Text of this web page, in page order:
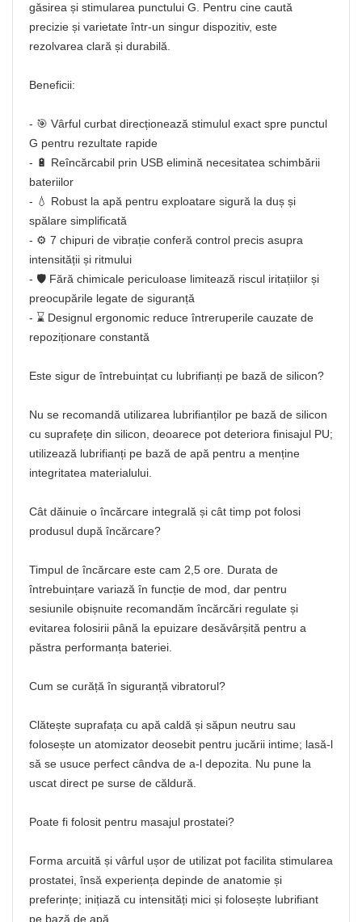
găsirea și stimularea punctului G. Pentru cine caută
precizie și varietate într-un singur dispozitiv, este
rezolvarea clară și durabilă.
Beneficii:
- 🎯 Vârful curbat direcționează stimulul exact spre punctul
G pentru rezultate rapide
- 🔋 Reîncărcabil prin USB elimină necesitatea schimbării
bateriilor
- 💧 Robust la apă pentru exploatare sigură la duș și
spălare simplificată
- ⚙️ 7 chipuri de vibrație conferă control precis asupra
intensității și ritmului
- 🛡️ Fără chimicale periculoase limitează riscul iritațiilor și
preocupările legate de siguranță
- ⌛ Designul ergonomic reduce întreruperile cauzate de
repoziționare constantă
Este sigur de întrebuințat cu lubrifianți pe bază de silicon?
Nu se recomandă utilizarea lubrifianților pe bază de silicon
cu suprafețe din silicon, deoarece pot deteriora finisajul PU;
utilizează lubrifianți pe bază de apă pentru a menține
integritatea materialului.
Cât dăinuie o încărcare integrală și cât timp pot folosi
produsul după încărcare?
Timpul de încărcare este cam 2,5 ore. Durata de
întrebuințare variază în funcție de mod, dar pentru
sesiunile obișnuite recomandăm încărcări regulate și
evitarea folosirii până la epuizare desăvârșită pentru a
păstra performanța bateriei.
Cum se curăță în siguranță vibratorul?
Clătește suprafața cu apă caldă și săpun neutru sau
folosește un atomizator deosebit pentru jucării intime; lasă-l
să se usuce perfect cândva de a-l depozita. Nu pune la
uscat direct pe surse de căldură.
Poate fi folosit pentru masajul prostatei?
Forma arcuită și vârful ușor de utilizat pot facilita stimularea
prostatei, însă experiența depinde de anatomie și
preferințe; inițiază cu intensități mici și folosește lubrifiant
pe bază de apă.